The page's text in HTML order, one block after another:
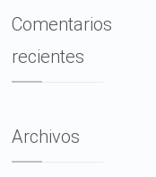
Comentarios
recientes
Archivos